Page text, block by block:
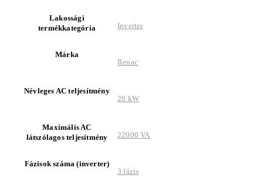
Lakossági
termékkategória
Inverter
Márka
Renac
Névleges AC teljesítmény
20 kW
Maximális AC
látszólagos teljesítmény
22000 VA
Fázisok száma (inverter)
3 fázis